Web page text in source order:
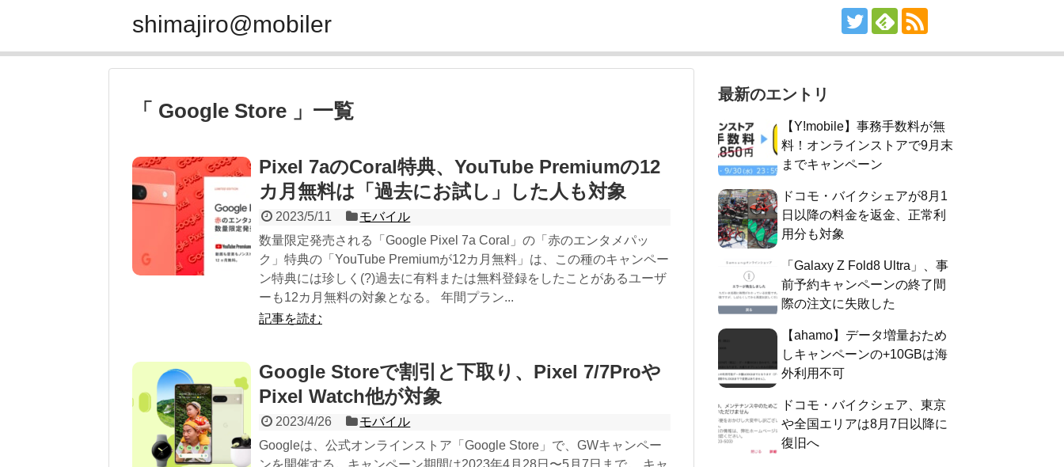
shimajiro@mobiler
「 Google Store 」一覧
Pixel 7aのCoral特典、YouTube Premiumの12
カ月無料は「過去にお試し」した人も対象
2023/5/11
モバイル
数量限定発売される「Google Pixel 7a Coral」の「赤のエンタメパッ
ク」特典の「YouTube Premiumが12カ月無料」は、この種のキャンペー
ン特典には珍しく(?)過去に有料または無料登録をしたことがあるユーザ
ーも12カ月無料の対象となる。 年間プラン...
記事を読む
Google Storeで割引と下取り、Pixel 7/7Proや
Pixel Watch他が対象
2023/4/26
モバイル
Googleは、公式オンラインストア「Google Store」で、GWキャンペー
ンを開催する。キャンペーン期間は2023年4月28日〜5月7日まで。 キャ
最新のエントリ
【Y!mobile】事務手数料が無
料！オンラインストアで9月末
までキャンペーン
ドコモ・バイクシェアが8月1
日以降の料金を返金、正常利
用分も対象
「Galaxy Z Fold8 Ultra」、事
前予約キャンペーンの終了間
際の注文に失敗した
【ahamo】データ増量おため
しキャンペーンの+10GBは海
外利用不可
ドコモ・バイクシェア、東京
や全国エリアは8月7日以降に
復旧へ